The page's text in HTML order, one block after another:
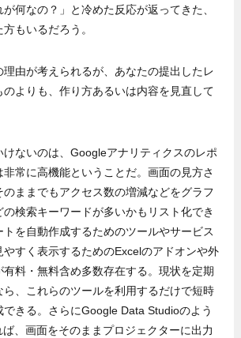
何なの？」と冷めた反応が返ってきた、
もいるだろう。
理由が考えられるが、あなたの提出したレ
よりも、作り方あるいは内容を見直して
けないのは、Googleアナリティクスのレポ
常に高機能ということだ。画面の見方さ
のままでもアクセス数の増減などをグラフ
検索キーワードが多いかもリスト化でき
を自動作成するためのツールやサービス
やすく表示するためのExcelのアドオンや外
料・無料含め多数存在する。現状を定期
ら、これらのツールを利用するだけで短時
きる。さらにGoogle Data Studioのよう
、画面をそのままプロジェクターに出力